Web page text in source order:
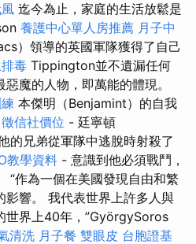
迄今為止，家庭的生活放鬆是
養護中心單人房推薦 月子中
）領導的英國軍隊獲得了自己
毒 Tippington並不遺漏任何
魔的人物，即萬能的體現。
本傑明（Benjamint）的自我
徵信社價位 - 廷寧頓
的兄弟從軍隊中逃脫時射殺了
教學資料 - 意識到他必須戰鬥，
“作為一個在美國發現自由和繁
影響。 我代表世界上許多人與
世界上40年，”GyörgySoros
清洗 月子餐 雙眼皮 台胞證基